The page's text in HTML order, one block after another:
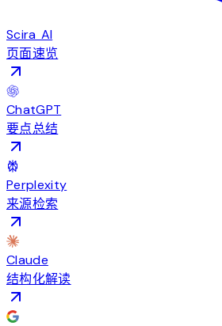
Scira AI
页面速览
ChatGPT
要点总结
Perplexity
来源检索
Claude
结构化解读